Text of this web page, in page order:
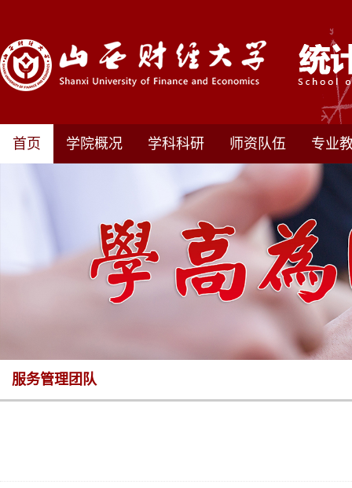
首页 学院概况 学科科研 师资队伍 专业
服务管理团队